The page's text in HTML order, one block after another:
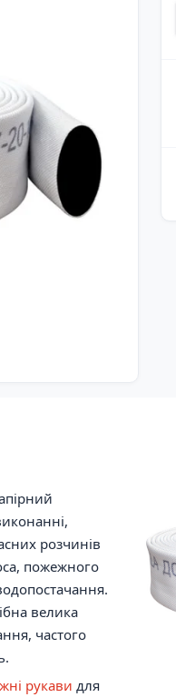
розчинів
пожежного
велика
частого
рукави для